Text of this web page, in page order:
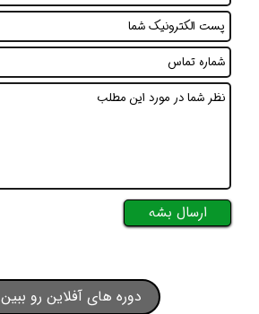
ارسال بشه
دوره های آفلاین رو ببین